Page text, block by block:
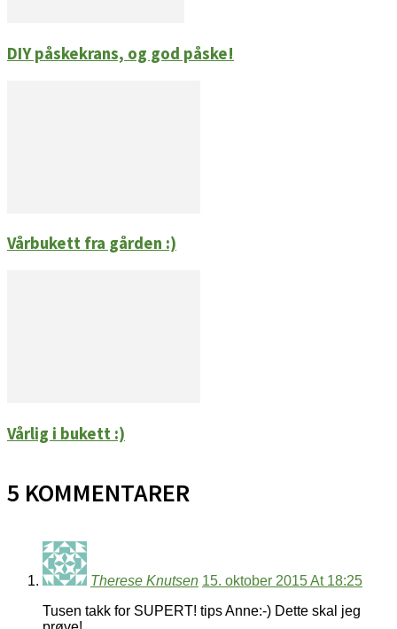
DIY påskekrans, og god påske!
Vårbukett fra gården :)
Vårlig i bukett :)
5 KOMMENTARER
Therese Knutsen 15. oktober 2015 At 18:25
Tusen takk for SUPERT! tips Anne:-) Dette skal jeg